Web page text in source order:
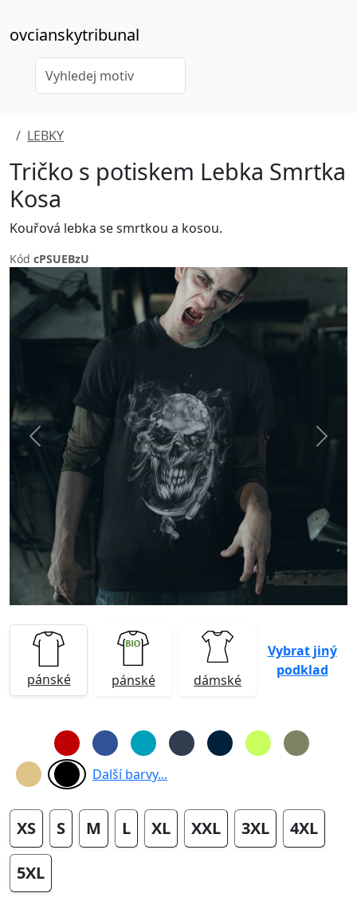
ovcianskytribunal
Previous Next
LEBKY
Tričko s potiskem Lebka Smrtka
Kosa
Kouřová lebka se smrtkou a kosou.
Kód cPSUEBzU
pánské pánské dámské
Vybrat jiný
podklad
Další barvy...
XS S M L XL XXL 3XL 4XL
5XL